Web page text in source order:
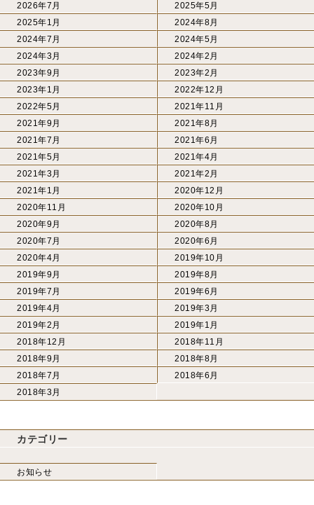
2026年7月
2025年5月
2025年1月
2024年8月
2024年7月
2024年5月
2024年3月
2024年2月
2023年9月
2023年2月
2023年1月
2022年12月
2022年5月
2021年11月
2021年9月
2021年8月
2021年7月
2021年6月
2021年5月
2021年4月
2021年3月
2021年2月
2021年1月
2020年12月
2020年11月
2020年10月
2020年9月
2020年8月
2020年7月
2020年6月
2020年4月
2019年10月
2019年9月
2019年8月
2019年7月
2019年6月
2019年4月
2019年3月
2019年2月
2019年1月
2018年12月
2018年11月
2018年9月
2018年8月
2018年7月
2018年6月
2018年3月
カテゴリー
お知らせ